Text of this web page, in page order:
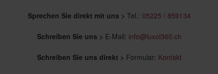
Sprechen Sie direkt mit uns > Tel.: 05225 / 859134
Schreiben Sie uns > E-Mail: info@luxol360.ch
Schreiben Sie uns direkt > Formular: Kontakt